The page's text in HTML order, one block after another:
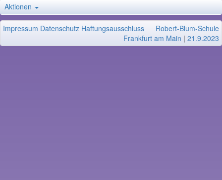
Aktionen
Impressum Datenschutz Haftungsausschluss
Robert-Blum-Schule
Frankfurt am Main | 21.9.2023